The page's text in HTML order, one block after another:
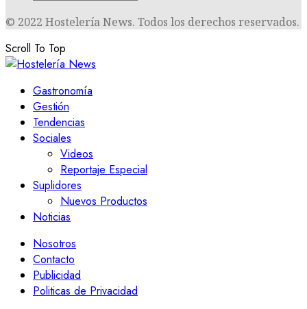
© 2022 Hostelería News. Todos los derechos reservados.
Scroll To Top
Gastronomía
Gestión
Tendencias
Sociales
Videos
Reportaje Especial
Suplidores
Nuevos Productos
Noticias
Nosotros
Contacto
Publicidad
Politicas de Privacidad